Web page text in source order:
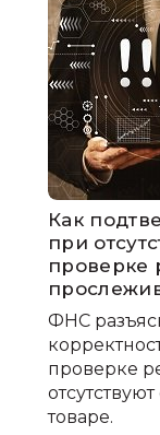
Как
при
проверке
ФНС
проверке
товаре.